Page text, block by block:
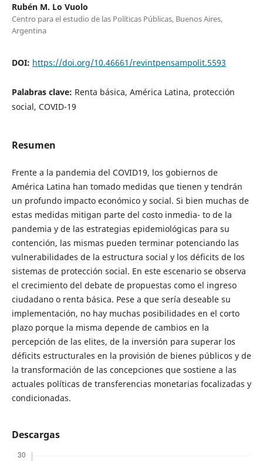
Rubén M. Lo Vuolo
Centro para el estudio de las Políticas Públicas, Buenos Aires,
Argentina
DOI: https://doi.org/10.46661/revintpensampolit.5593
Palabras clave: Renta básica, América Latina, protección
social, COVID-19
Resumen
Frente a la pandemia del COVID19, los gobiernos de
América Latina han tomado medidas que tienen y tendrán
un profundo impacto económico y social. Si bien muchas de
estas medidas mitigan parte del costo inmedia- to de la
pandemia y de las estrategias epidemiológicas para su
contención, las mismas pueden terminar potenciando las
vulnerabilidades de la estructura social y los déficits de los
sistemas de protección social. En este escenario se observa
el crecimiento del debate de propuestas como el ingreso
ciudadano o renta básica. Pese a que sería deseable su
implementación, no hay muchas posibilidades en el corto
plazo porque la misma depende de cambios en la
percepción de las elites, de la inversión para superar los
déficits estructurales en la provisión de bienes públicos y de
la transformación de las concepciones que sostiene a las
actuales políticas de transferencias monetarias focalizadas y
condicionadas.
Descargas